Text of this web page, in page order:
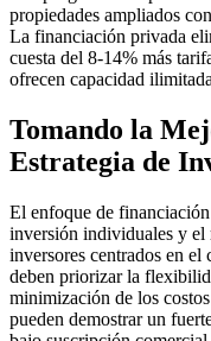
propiedades ampliados
La financiación privada
cuesta del 8-14% más
ofrecen capacidad
Tomando la
Estrategia de
El enfoque de
inversión individuales y el
inversores centrados en
deben priorizar la
minimización de los
pueden demostrar un